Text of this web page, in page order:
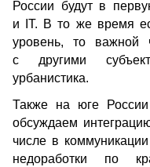
России будут в
и IT. В то же время
уровень, то важной
с другими
урбанистика.
Также на юге
обсуждаем
числе в
недоработки по